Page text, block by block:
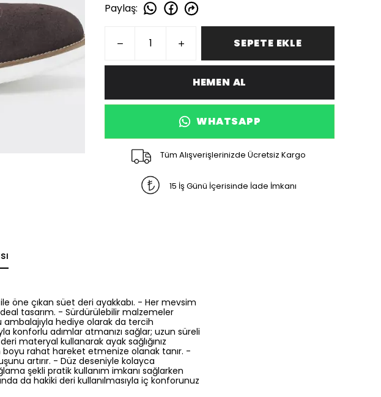
Paylaş:
SEPETE EKLE
HEMEN AL
WHATSAPP
Tüm Alışverişlerinizde Ücretsiz Kargo
15 İş Günü İçerisinde İade İmkanı
öne çıkan süet deri ayakkabı. - Her mevsim
tasarım. - Sürdürülebilir malzemeler
hediye olarak da tercih
konforlu adımlar atmanızı sağlar; uzun süreli
materyal kullanarak ayak sağlığınız
boyu rahat hareket etmenize olanak tanır. -
artırır. - Düz deseniyle kolayca
şekli pratik kullanım imkanı sağlarken
da hakiki deri kullanılmasıyla iç konforunuz